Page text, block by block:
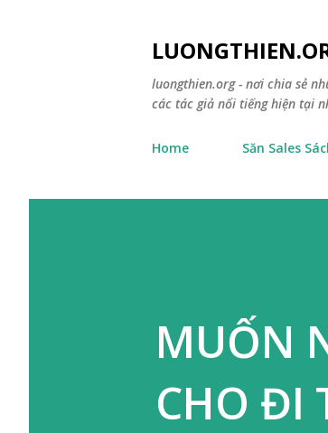
luongthien.org - nơi chia sẻ
các tác giả nổi tiếng hiện tại
Home Săn Sales
MUỐN
CHO ĐI